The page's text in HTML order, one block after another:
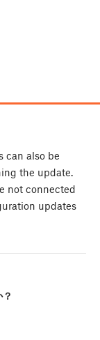
can also be
the update.
not connected
updates